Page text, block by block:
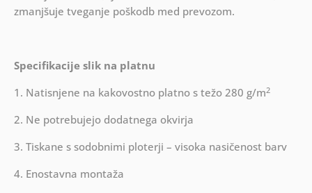
zmanjšuje tveganje poškodb med prevozom.
Specifikacije slik na platnu
1. Natisnjene na kakovostno platno s težo 280 g/m2
2. Ne potrebujejo dodatnega okvirja
3. Tiskane s sodobnimi ploterji – visoka nasičenost barv
4. Enostavna montaža